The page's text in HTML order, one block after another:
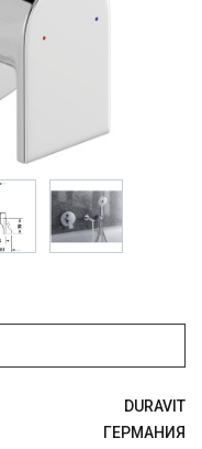
DURAVIT
ГЕРМАНИЯ